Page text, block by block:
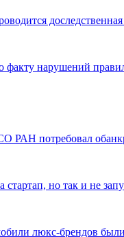
факту нарушений
РАН потребовал
но так и не
люкс-брендов